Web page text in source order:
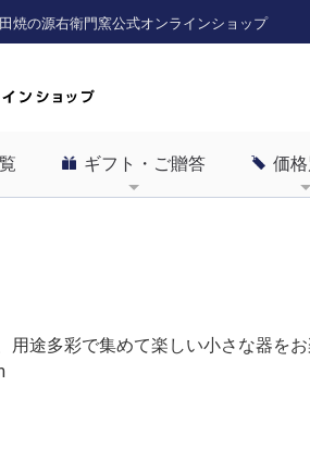
焼の源右衛門窯公式オンラインショップ
ギフト・ご贈答 価
用途多彩で集めて楽しい小さな器をお